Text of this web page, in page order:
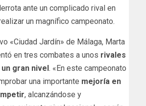
ante un complicado rival en
un magnífico campeonato.
«Ciudad Jardín» de Málaga, Marta
en tres combates a unos rivales
gran nivel. «En este campeonato
una importante mejoría en
, alcanzándose y